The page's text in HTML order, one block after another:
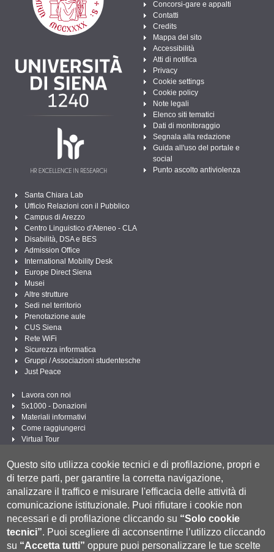
Concorsi-gare e appalti
Contatti
Credits
Mappa del sito
Accessibilità
Atti di notifica
Privacy
Cookie settings
Cookie policy
Note legali
Elenco siti tematici
Dati di monitoraggio
Segnala alla redazione
Guida all'uso del portale e
social
Punto ascolto antiviolenza
Santa Chiara Lab
Ufficio Relazioni con il Pubblico
Campus di Arezzo
Centro Linguistico d'Ateneo - CLA
Disabilità, DSA e BES
Admission Office
International Mobility Desk
Europe Direct Siena
Musei
Altre strutture
Sedi nel territorio
Prenotazione aule
CUS Siena
Rete WiFi
Sicurezza informatica
Gruppi / Associazioni studentesche
Just Peace
Lavora con noi
5x1000 - Donazioni
Materiali informativi
Come raggiungerci
Virtual Tour
Segui UNISI
Questo sito utilizza cookie tecnici e di profilazione, propri e
di terze parti, per garantire la corretta navigazione,
analizzare il traffico e misurare l'efficacia delle attività di
comunicazione istituzionale. Puoi rifiutare i cookie non
necessari e di profilazione cliccando su “Solo cookie
tecnici”. Puoi scegliere di acconsentirne l’utilizzo cliccando
su “Accetta tutti” oppure puoi personalizzare le tue scelte